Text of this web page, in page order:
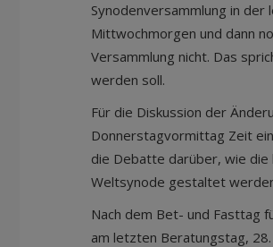
Synodenversammlung in der
Mittwochmorgen und dann
Versammlung nicht. Das
werden soll.
Für die Diskussion der
Donnerstagvormittag Zeit
die Debatte darüber, wie
Weltsynode gestaltet
Nach dem Bet- und Fasttag
am letzten Beratungstag,